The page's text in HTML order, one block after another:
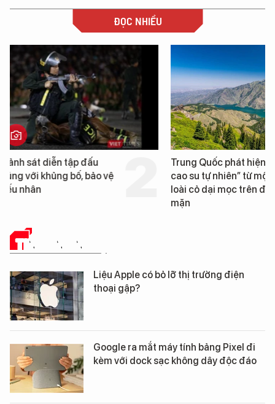
ĐỌC NHIỀU
Trung Quốc phát hiện “mỏ
cao su tự nhiên” từ một
loài cỏ dại mọc trên đất
Loạt dự án bất động
Đà Nẵng sắp bị kiểm
TIN CÔNG NGHỆ
Liệu Apple có bỏ lỡ thị trường điện
thoại gập?
Google ra mắt máy tính bảng Pixel đi
kèm với dock sạc không dây độc đáo